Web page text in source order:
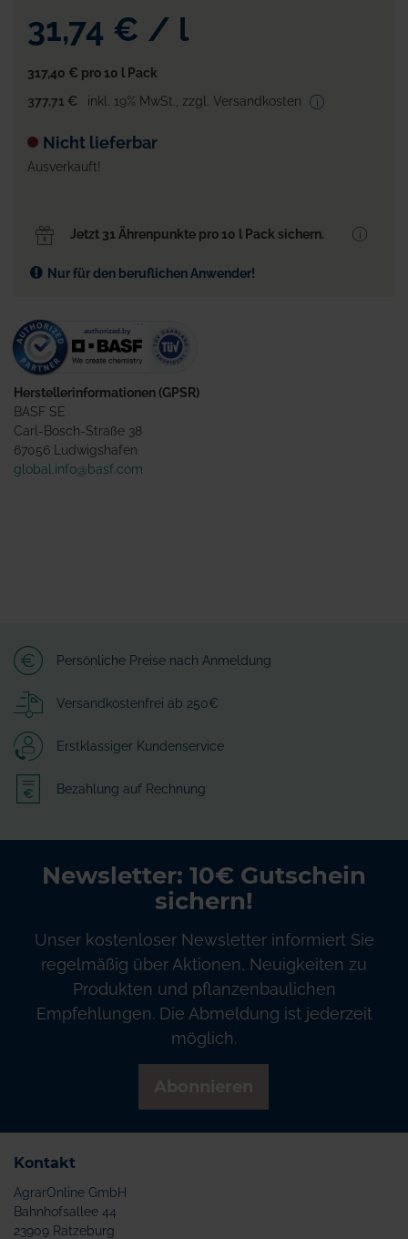
31,74 € / l
317,40 € pro 10 l Pack
377,71 €
inkl. 19% MwSt., zzgl. Versandkosten
Nicht lieferbar
Ausverkauft!
Jetzt 31 Ährenpunkte pro 10 l Pack sichern.
Nur für den beruflichen Anwender!
Herstellerinformationen (GPSR)
BASF SE
Carl-Bosch-Straße 38
67056 Ludwigshafen
global.info@basf.com
Persönliche Preise nach Anmeldung
Versandkostenfrei ab 250€
Erstklassiger Kundenservice
Bezahlung auf Rechnung
Newsletter: 10€ Gutschein
sichern!
Unser kostenloser Newsletter informiert Sie
regelmäßig über Aktionen, Neuigkeiten zu
Produkten und pflanzenbaulichen
Empfehlungen. Die Abmeldung ist jederzeit
möglich.
Kontakt
AgrarOnline GmbH
Bahnhofsallee 44
23909 Ratzeburg